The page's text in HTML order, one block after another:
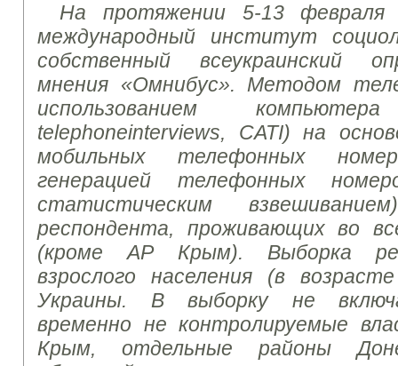
На протяжении 5-13 февраля
международный институт
собственный всеукраинский
мнения «Омнибус». Методом
использованием
telephoneinterviews, CATI) на
мобильных телефонных
генерацией телефонных
статистическим
респондента, проживающих во
(кроме АР Крым). Выборка
взрослого населения (в
Украины. В выборку не
временно не контролируемые
Крым, отдельные районы